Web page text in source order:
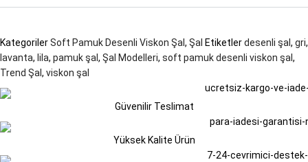
KategorilerSoft Pamuk Desenli Viskon Şal , Şal Etiketlerdesenli şal , gri,
lavanta, lila, pamuk şal , Şal Modelleri, soft pamuk desenli viskon şal ,
Trend Şal , viskon şal
Güvenilir Teslimat
Yüksek Kalite Ürün